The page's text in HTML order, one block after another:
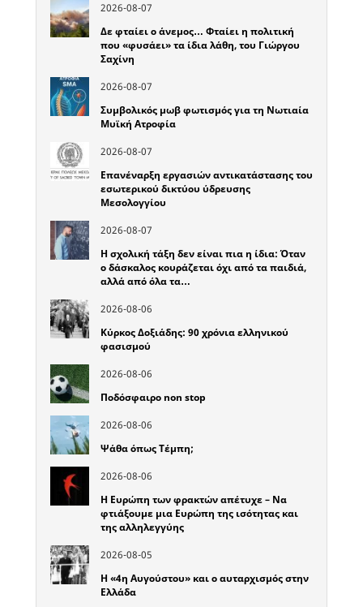
2026-08-07
Δε φταίει ο άνεμος… Φταίει η πολιτική
που «φυσάει» τα ίδια λάθη, του Γιώργου
Σαχίνη
2026-08-07
Συμβολικός μωβ φωτισμός για τη Νωτιαία
Μυϊκή Ατροφία
2026-08-07
Επανέναρξη εργασιών αντικατάστασης του
εσωτερικού δικτύου ύδρευσης
Μεσολογγίου
2026-08-07
Η σχολική τάξη δεν είναι πια η ίδια: Όταν
ο δάσκαλος κουράζεται όχι από τα παιδιά,
αλλά από όλα τα…
2026-08-06
Κύρκος Δοξιάδης: 90 χρόνια ελληνικού
φασισμού
2026-08-06
Ποδόσφαιρο non stop
2026-08-06
Ψάθα όπως Τέμπη;
2026-08-06
Η Ευρώπη των φρακτών απέτυχε – Να
φτιάξουμε μια Ευρώπη της ισότητας και
της αλληλεγγύης
2026-08-05
Η «4η Αυγούστου» και ο αυταρχισμός στην
Ελλάδα